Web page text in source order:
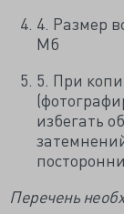
4. Размер
Мб
5. При
избегать
Перечень